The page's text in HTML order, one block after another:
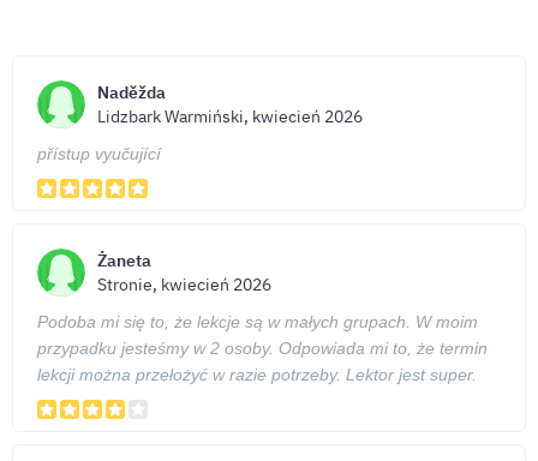
Naděžda
Lidzbark Warmiński, kwiecień 2026
přístup vyučující
Żaneta
Stronie, kwiecień 2026
Podoba mi się to, że lekcje są w małych grupach. W moim
przypadku jesteśmy w 2 osoby. Odpowiada mi to, że termin
lekcji można przełożyć w razie potrzeby. Lektor jest super.